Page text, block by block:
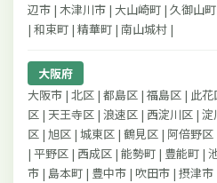
辺市 | 木津川市 | 大山崎町 | 久御山
| 和束町 | 精華町 | 南山城村 |
大阪府
大阪市 | 北区 | 都島区 | 福島区 | 此
区 | 天王寺区 | 浪速区 | 西淀川区 |
区 | 旭区 | 城東区 | 鶴見区 | 阿倍野
| 平野区 | 西成区 | 能勢町 | 豊能町 |
市 | 島本町 | 豊中市 | 吹田市 | 摂津